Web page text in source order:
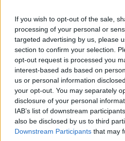
If you wish to opt-out of the sale,
processing of your personal or
targeted advertising by us, please
section to confirm your selection.
opt-out request is processed you
interest-based ads based on
us or personal information
your opt-out. You may separately
disclosure of your personal
IAB’s list of downstream
also be disclosed by us to third
Downstream Participants that may
Hasznos
Impresszum
Szerzői jogok
Adatvédelmi tájékoztató
Cookie-kezelési
Hozzászólási szabályzat